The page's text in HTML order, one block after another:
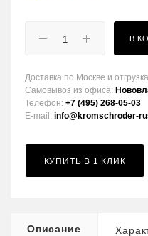
В
Доставка по Москве и
Самовывоз из офиса:
Телефон: +7 (495) 268-05-03
E-mail: info@kromschroder-
КУПИТЬ В 1 КЛИК
Описание